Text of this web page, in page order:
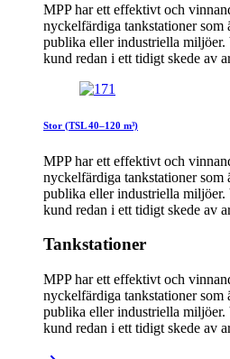
MPP har ett effektivt och
nyckelfärdiga tankstationer som
publika eller industriella
kund redan i ett tidigt skede av
Stor (TSL 40–120 m³)
MPP har ett effektivt och
nyckelfärdiga tankstationer som
publika eller industriella
kund redan i ett tidigt skede av
Tankstationer
MPP har ett effektivt och
nyckelfärdiga tankstationer som
publika eller industriella
kund redan i ett tidigt skede av